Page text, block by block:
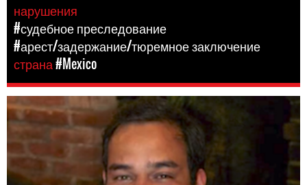
нарушения
#судебное преследование
#арест/задержание/тюремное заключение
страна#Mexico